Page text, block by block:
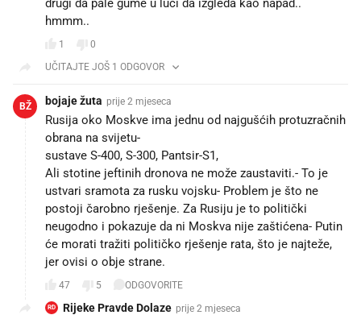
hmmm..
1
0
UČITAJTE JOŠ 1 ODGOVOR
BŽ bojaje žuta prije 2 mjeseca
Rusija oko Moskve ima jednu od najgušćih protuzračnih
obrana na svijetu-
sustave S-400, S-300, Pantsir-S1,
Ali stotine jeftinih dronova ne može zaustaviti.- To je
ustvari sramota za rusku vojsku- Problem je što ne
postoji čarobno rješenje. Za Rusiju je to politički
neugodno i pokazuje da ni Moskva nije zaštićena- Putin
će morati tražiti političko rješenje rata, što je najteže,
jer ovisi o obje strane.
47 5 ODGOVORITE
RD Rijeke Pravde Dolaze prije 2 mjeseca